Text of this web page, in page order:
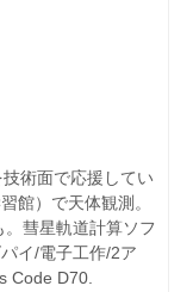
術面で応援してい
館）で天体観測。
彗星軌道計算ソフ
イ/電子工作/2ア
Code D70.